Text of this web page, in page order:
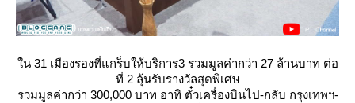
น 31 เมืองรองที่แกร็บให้บริการ3 รวมมูลค่ากว่า 27 ล้านบาท ต่อ
ที่ 2 ลุ้นรับรางวัลสุดพิเศษ
รวมมูลค่ากว่า 300,000 บาท อาทิ ตั๋วเครื่องบินไป-กลับ กรุงเทพฯ-